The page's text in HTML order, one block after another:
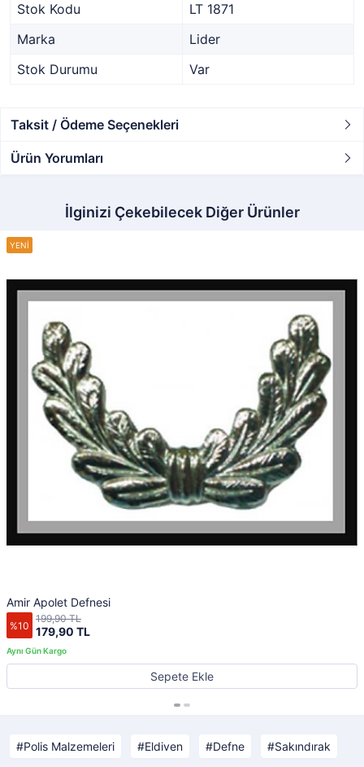
Stok Kodu
LT 1871
Marka
Lider
Stok Durumu
Var
Taksit / Ödeme Seçenekleri
Ürün Yorumları
İlginizi Çekebilecek Diğer Ürünler
Amir Apolet Defnesi
%10 179,90 TL
199,90 TL
Sepete Ekle
Polis Malzemeleri Eldiven Defne Sakındırak